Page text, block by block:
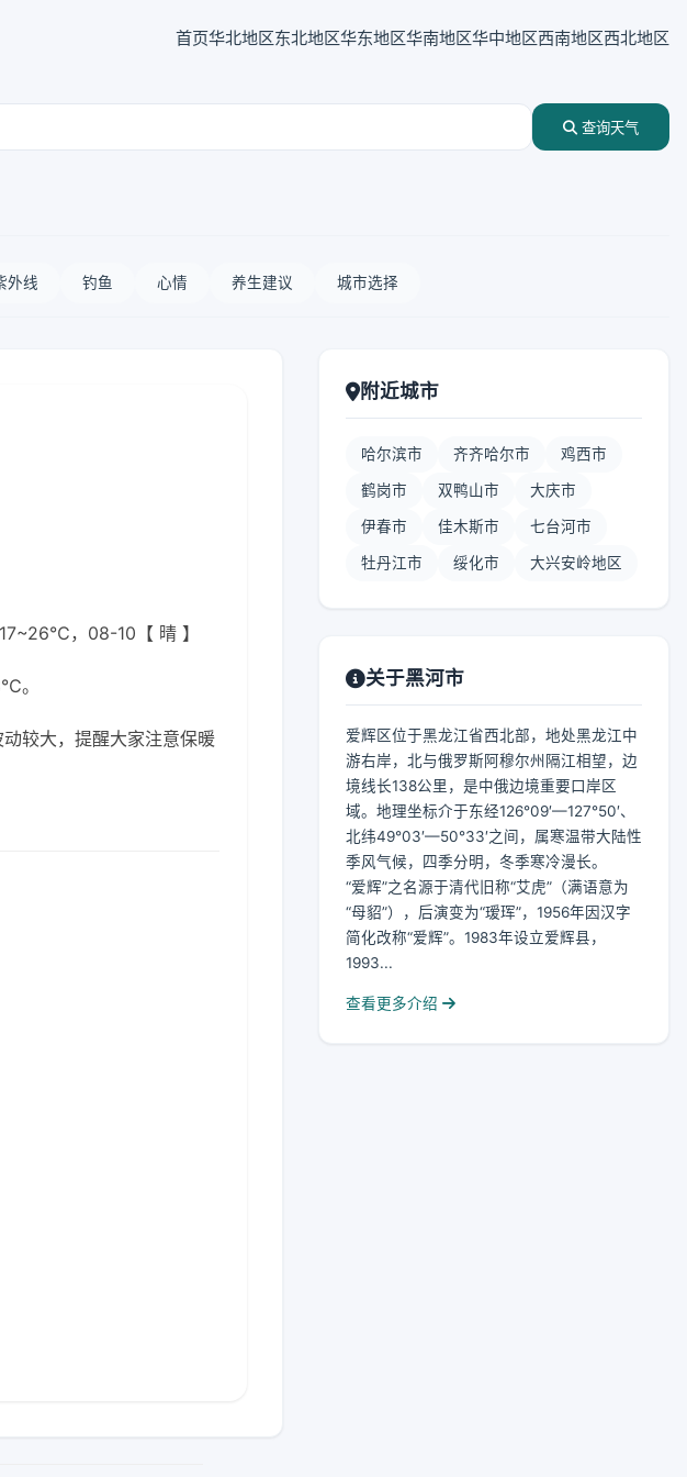
首页华北地区东北地区华东地区华南地区华中地区西南地区西北地区
查询天气
外线 钓鱼 心情 养生建议 城市选择
，08-10【 晴 】
。
较大，提醒大家注意保暖
附近城市
哈尔滨市 齐齐哈尔市 鸡西市
鹤岗市 双鸭山市 大庆市
伊春市 佳木斯市 七台河市
牡丹江市 绥化市 大兴安岭地区
关于黑河市
爱辉区位于黑龙江省西北部，地处黑龙江中
游右岸，北与俄罗斯阿穆尔州隔江相望，边
境线长138公里，是中俄边境重要口岸区
域。地理坐标介于东经126°09′—127°50′、
北纬49°03′—50°33′之间，属寒温带大陆性
季风气候，四季分明，冬季寒冷漫长。
“爱辉”之名源于清代旧称“艾虎”（满语意为
“母貂”），后演变为“瑷珲”，1956年因汉字
简化改称“爱辉”。1983年设立爱辉县，
1993...
查看更多介绍